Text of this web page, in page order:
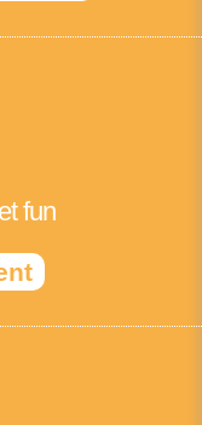
fun